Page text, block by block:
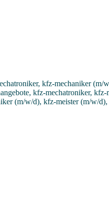
kfz-mechaniker
kfz-mechatroniker,
(m/w/d), kfz-meister (m/w/